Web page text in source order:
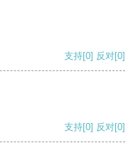
支持[0] 反对[0]
支持[0] 反对[0]